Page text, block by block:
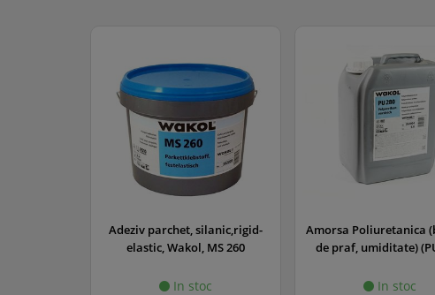
Amorsa Poliuretanica (bariera
de praf, umiditate) (PU 280)
In stoc
Grund parchet WS
In stoc